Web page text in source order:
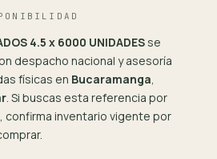
4.5 x 6000 UNIDADES se
despacho nacional y asesoría
físicas en Bucaramanga,
. Si buscas esta referencia por
confirma inventario vigente por